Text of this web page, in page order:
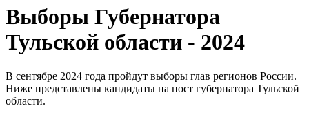
Выборы Губернатора
Тульской области - 2024
В сентябре 2024 года пройдут выборы глав регионов России.
Ниже представлены кандидаты на пост губернатора Тульской
области.